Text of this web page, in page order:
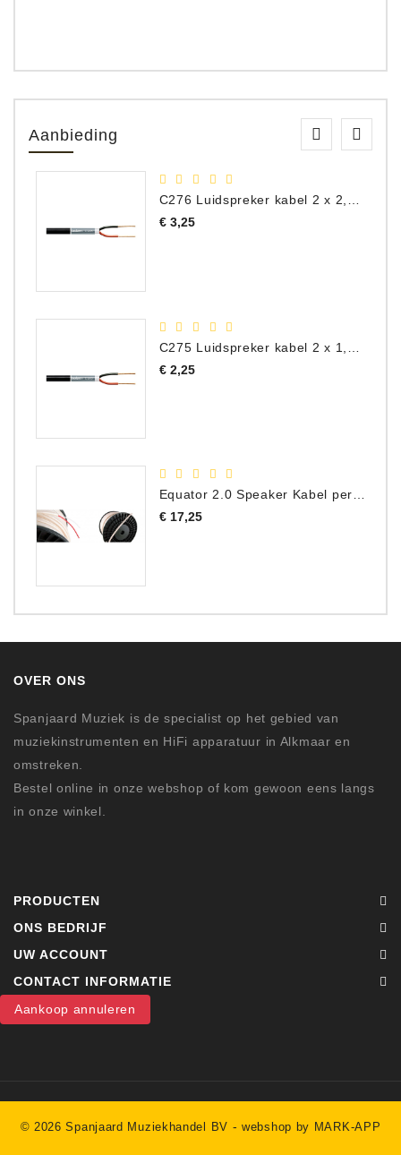
Aanbieding
C276 Luidspreker kabel 2 x 2,50 mm² (per meter)
€ 3,25Prijs
€ 2,25Prijs
Equator 2.0 Speaker Kabel per meter
€ 17,25Prijs
OVER ONS
Spanjaard Muziek is de specialist op het gebied van
muziekinstrumenten en HiFi apparatuur in Alkmaar en
omstreken.
Bestel online in onze webshop of kom gewoon eens langs
in onze winkel.
PRODUCTEN
ONS BEDRIJF
UW ACCOUNT
CONTACT INFORMATIE
Aankoop annuleren
© 2026 Spanjaard Muziekhandel BV -webshop by MARK-APP